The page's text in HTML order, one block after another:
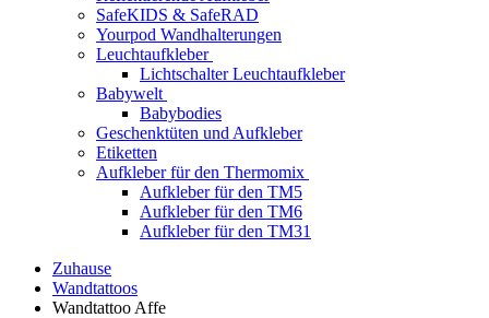
SafeKIDS & SafeRAD
Yourpod Wandhalterungen
Leuchtaufkleber
Lichtschalter Leuchtaufkleber
Babywelt
Babybodies
Geschenktüten und Aufkleber
Etiketten
Aufkleber für den Thermomix
Aufkleber für den TM5
Aufkleber für den TM6
Aufkleber für den TM31
Zuhause
Wandtattoos
Wandtattoo Affe